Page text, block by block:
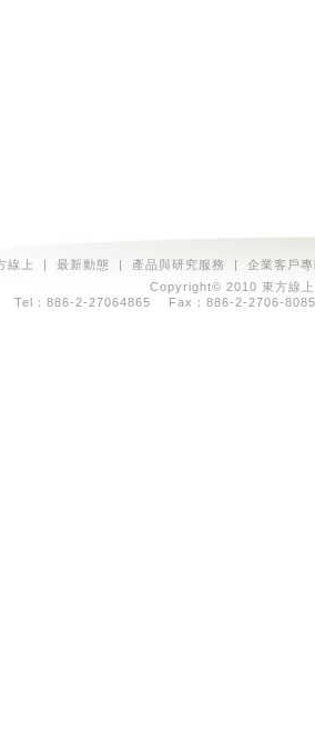
線上 | 最新動態 | 產品與研究服務 | 企業客戶
Copyright© 2010 東方線
Tel：886-2-27064865 Fax：886-2-2706-